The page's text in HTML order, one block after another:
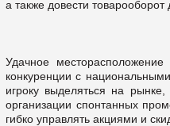
а также довести товарооборот
Удачное
конкуренции с
игроку выделяться на
организации спонтанных
гибко управлять акциями и